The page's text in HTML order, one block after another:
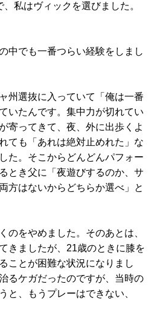
私はヴィックを選びました。
中でも一番つらい経験をしまし
州選抜に入っていて「俺は一番
いたんです。集中力が切れてい
寄ってきて、夜、外に出歩くよ
ても「あれは絶対止めれた」な
た。そこからどんどんパフォー
とき父に「夜遊びするのか、サ
方はないからどちらか選べ」と
をやめました。そのあとは、
きましたが、21歳のときに膝を
ことが困難な状況になりまし
るケガだったのですが、当時の
と、もうプレーはできない、